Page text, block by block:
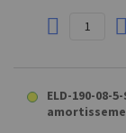
ELD-190-08-